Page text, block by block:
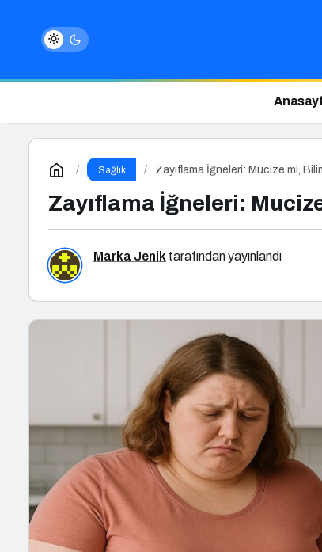
Sağlık Zayıflama İğneleri: Mucize mi,
Zayıflama İğneleri:
Marka Jenik tarafından yayınlandı